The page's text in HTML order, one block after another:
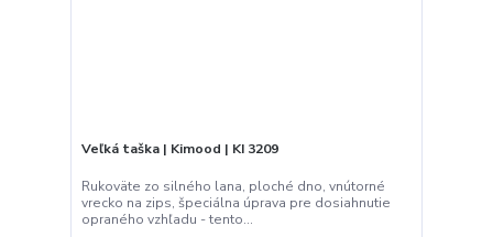
Veľká taška | Kimood | KI 3209
Rukoväte zo silného lana, ploché dno, vnútorné
vrecko na zips, špeciálna úprava pre dosiahnutie
opraného vzhľadu - tento...